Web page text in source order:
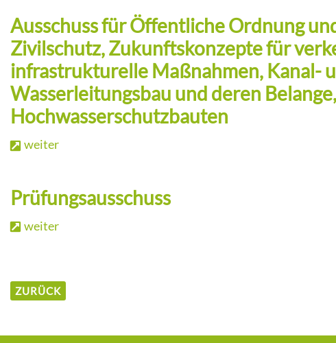
Ausschuss für Öffentliche Ordnung
Zivilschutz, Zukunftskonzepte für
infrastrukturelle Maßnahmen, Kanal-
Wasserleitungsbau und deren Belange,
Hochwasserschutzbauten
weiter
Prüfungsausschuss
weiter
ZURÜCK